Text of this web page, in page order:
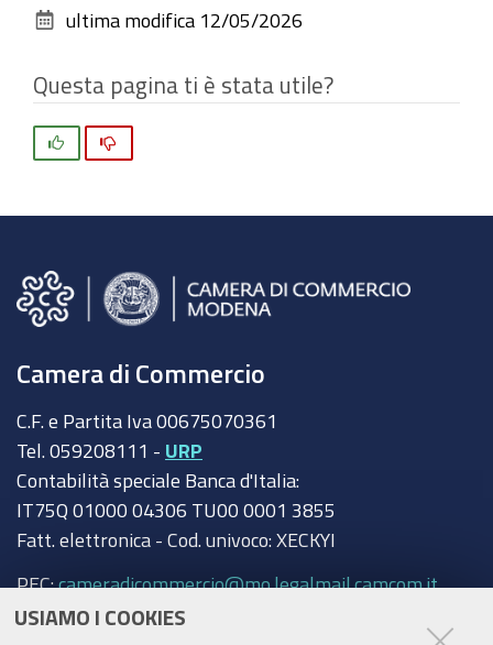
USIAMO I COOKIES
dimensioni
documento
ultima modifica 12/05/2026
Questa pagina ti è stata utile?
Camera di Commercio
C.F. e Partita Iva 00675070361
Tel. 059208111 - URP
Contabilità speciale Banca d'Italia:
IT75Q 01000 04306 TU00 0001 3855
Fatt. elettronica - Cod. univoco: XECKYI
PEC:cameradicommercio@mo.legalmail.camcom.it
Trasparenza